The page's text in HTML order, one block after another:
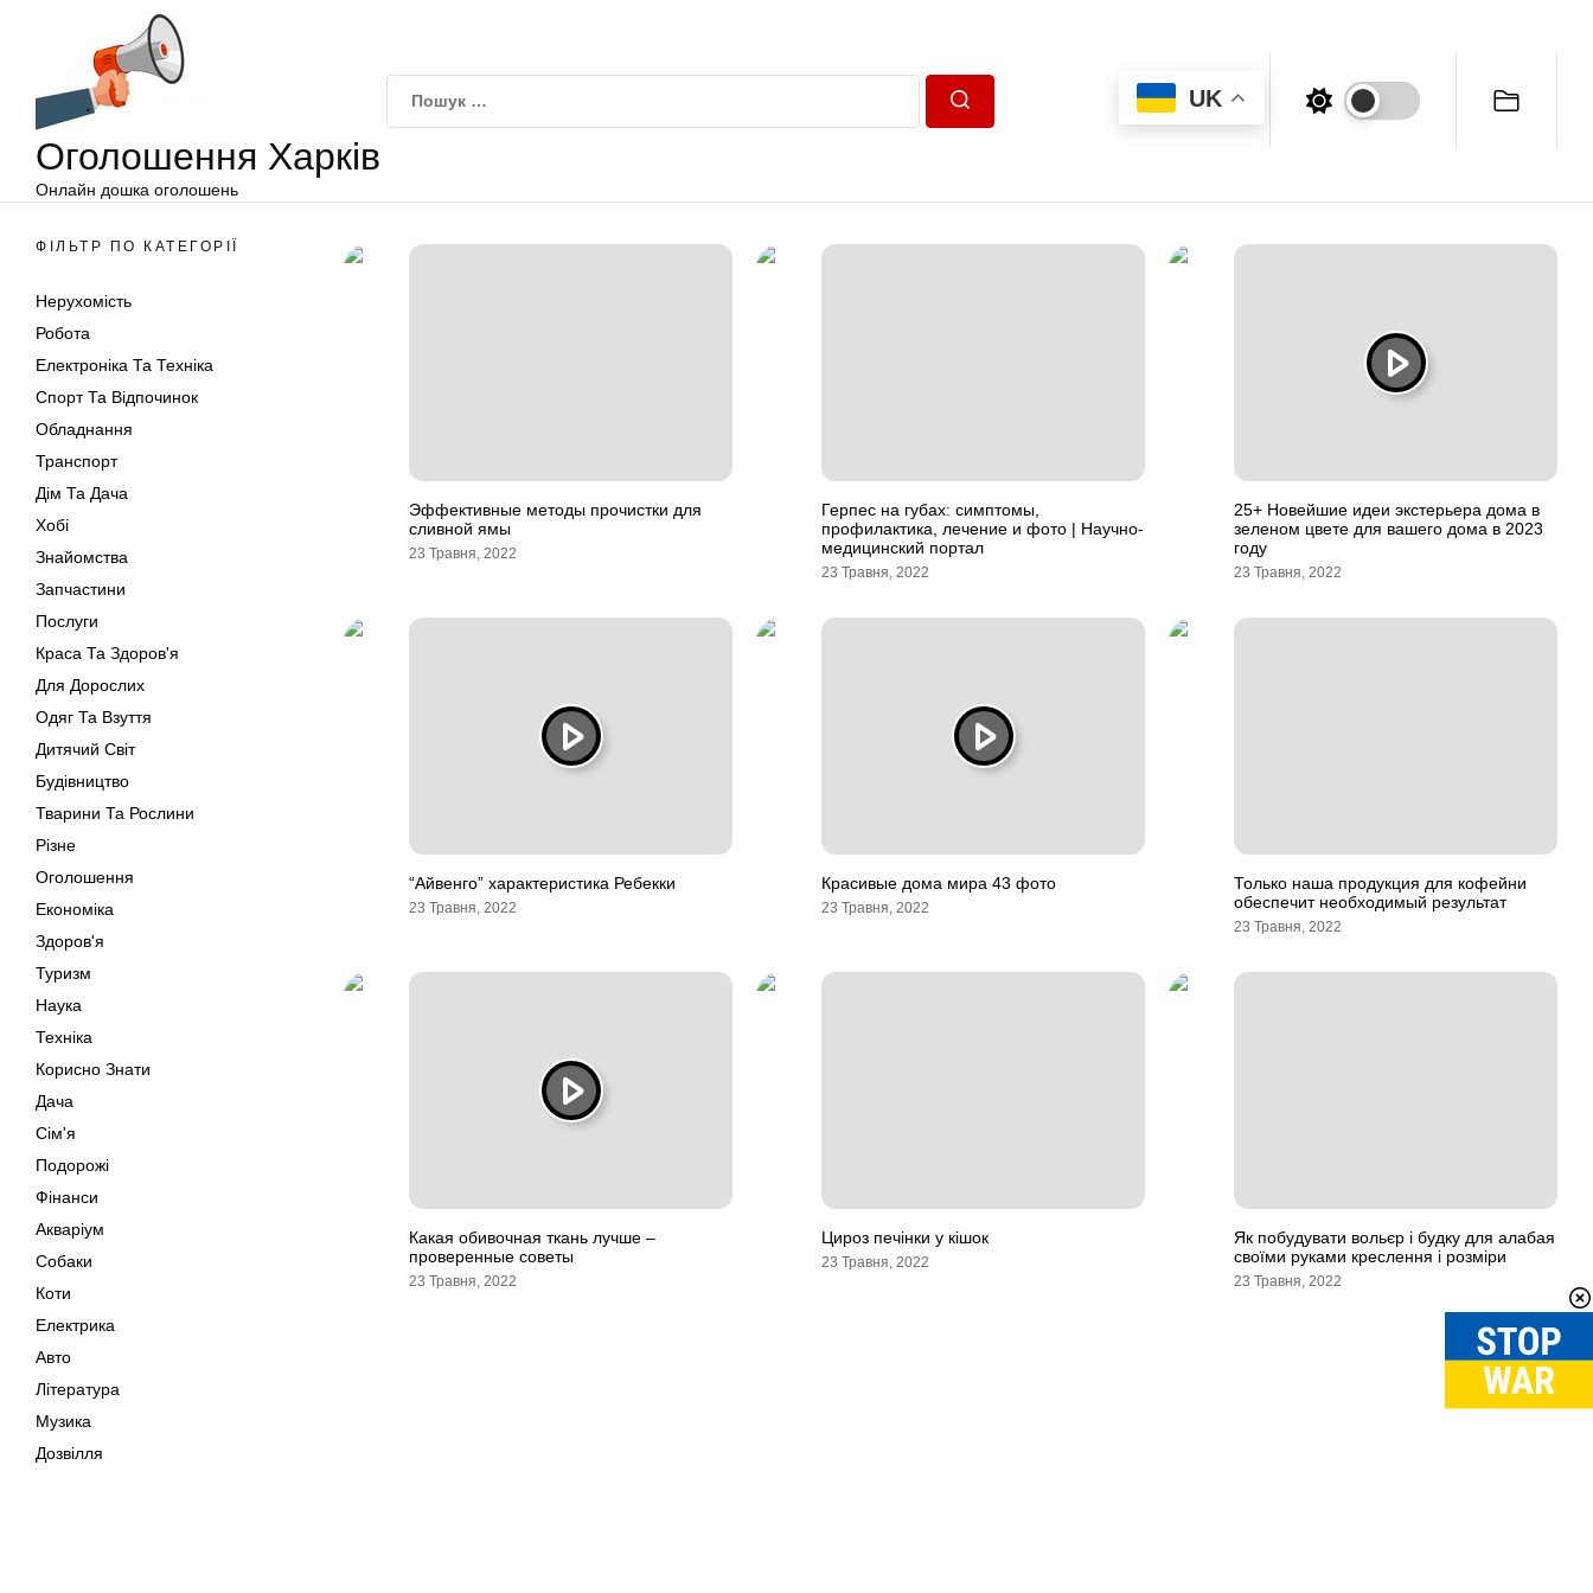
Оголошення Харків
Онлайн дошка оголошень
UK
ФІЛЬТР ПО КАТЕГОРІЇ
Нерухомість
Робота
Електроніка Та Техніка
Спорт Та Відпочинок
Обладнання
Транспорт
Дім Та Дача
Хобі
Знайомства
Запчастини
Послуги
Краса Та Здоров'я
Для Дорослих
Одяг Та Взуття
Дитячий Світ
Будівництво
Тварини Та Рослини
Різне
Оголошення
Економіка
Здоров'я
Туризм
Наука
Техніка
Корисно Знати
Дача
Сім'я
Подорожі
Фінанси
Акваріум
Собаки
Коти
Електрика
Авто
Література
Музика
Дозвілля
Эффективные методы прочистки для
сливной ямы
23 Травня, 2022
Герпес на губах: симптомы,
профилактика, лечение и фото | Научно-
медицинский портал
23 Травня, 2022
25+ Новейшие идеи экстерьера дома в
зеленом цвете для вашего дома в 2023
году
23 Травня, 2022
“Айвенго” характеристика Ребекки
23 Травня, 2022
Красивые дома мира 43 фото
23 Травня, 2022
Только наша продукция для кофейни
обеспечит необходимый результат
23 Травня, 2022
Какая обивочная ткань лучше –
проверенные советы
23 Травня, 2022
Цироз печінки у кішок
23 Травня, 2022
Як побудувати вольєр і будку для алабая
своїми руками креслення і розміри
23 Травня, 2022